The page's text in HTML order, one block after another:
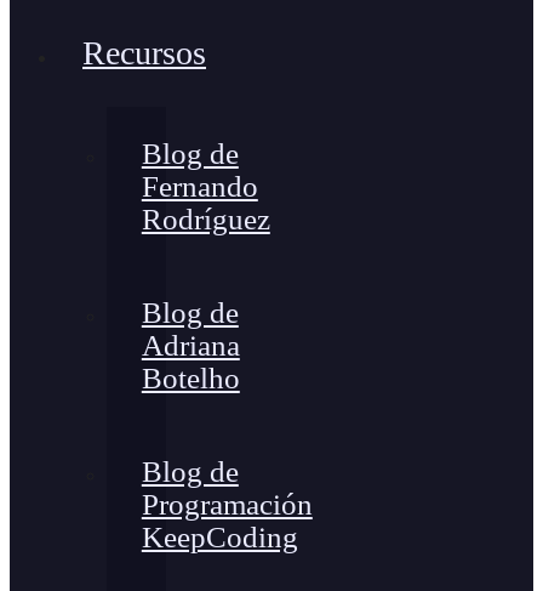
Recursos
Blog de
Fernando
Rodríguez
Blog de
Adriana
Botelho
Blog de
Programación
KeepCoding